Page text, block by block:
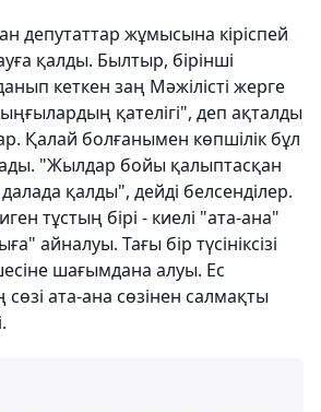
депутаттар жұмысына кіріспей
қалды. Былтыр, бірінші
кеткен заң Мәжілісті жерге
қателігі", деп ақталды
Қалай болғанымен көпшілік бұл
"Жылдар бойы қалыптасқан
қалды", дейді белсенділер.
тұстың бірі - киелі "ата-ана"
айналуы. Тағы бір түсініксізі
шағымдана алуы. Ес
ата-ана сөзінен салмақты